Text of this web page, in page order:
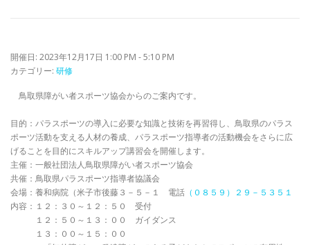
開催日: 2023年12月17日 1:00 PM - 5:10 PM
カテゴリー: 研修
鳥取県障がい者スポーツ協会からのご案内です。
目的：パラスポーツの導入に必要な知識と技術を再習得し、鳥取県のパラス
ポーツ活動を支える人材の養成、パラスポーツ指導者の活動機会をさらに広
げることを目的にスキルアップ講習会を開催します。
主催：一般社団法人鳥取県障がい者スポーツ協会
共催：鳥取県パラスポーツ指導者協議会
会場：養和病院（米子市後藤３－５－１ 電話 （０８５９）２９－５３５１
内容：１２：３０～１２：５０ 受付
１２：５０～１３：００ ガイダンス
１３：００～１５：００